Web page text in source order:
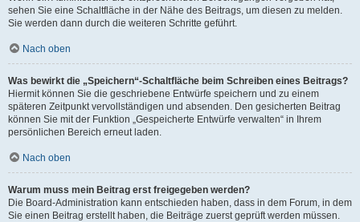
sehen Sie eine Schaltfläche in der Nähe des Beitrags, um diesen zu melden.
Sie werden dann durch die weiteren Schritte geführt.
Nach oben
Was bewirkt die „Speichern“-Schaltfläche beim Schreiben eines Beitrags?
Hiermit können Sie die geschriebene Entwürfe speichern und zu einem
späteren Zeitpunkt vervollständigen und absenden. Den gesicherten Beitrag
können Sie mit der Funktion „Gespeicherte Entwürfe verwalten“ in Ihrem
persönlichen Bereich erneut laden.
Nach oben
Warum muss mein Beitrag erst freigegeben werden?
Die Board-Administration kann entschieden haben, dass in dem Forum, in dem
Sie einen Beitrag erstellt haben, die Beiträge zuerst geprüft werden müssen.